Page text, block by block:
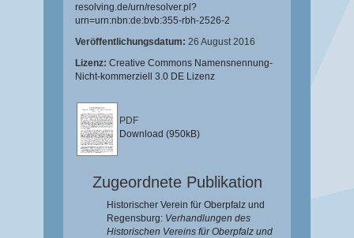
resolving.de/urn/resolver.pl?
urn=urn:nbn:de:bvb:355-rbh-2526-2
Veröffentlichungsdatum: 26 August 2016
Lizenz: Creative Commons Namensnennung-
Nicht-kommerziell 3.0 DE Lizenz
PDF
Download (950kB)
Zugeordnete Publikation
Historischer Verein für Oberpfalz und
Regensburg: Verhandlungen des
Historischen Vereins für Oberpfalz und